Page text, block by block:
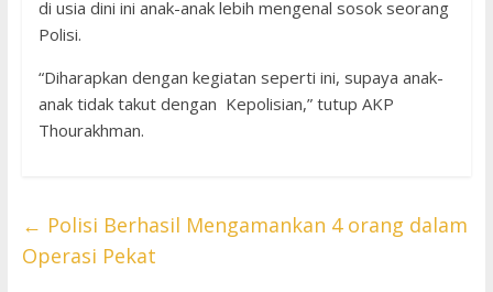
di usia dini ini anak-anak lebih mengenal sosok seorang
Polisi.
“Diharapkan dengan kegiatan seperti ini, supaya anak-
anak tidak takut dengan Kepolisian,” tutup AKP
Thourakhman.
← Polisi Berhasil Mengamankan 4 orang dalam
Operasi Pekat